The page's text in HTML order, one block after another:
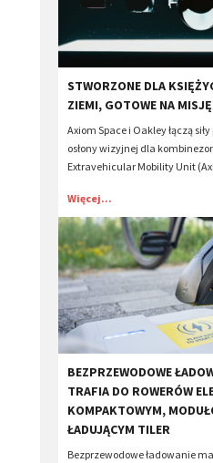
STWORZONE DLA
ZIEMI, GOTOWE NA
Axiom Space i Oakley łączą
osłony wizyjnej dla
Extravehicular Mobility Unit
Więcej...
​BEZPRZEWODOWE
TRAFIA DO ROWERÓW
KOMPAKTOWYM,
ŁADUJĄCYM TILER
Bezprzewodowe ładowanie